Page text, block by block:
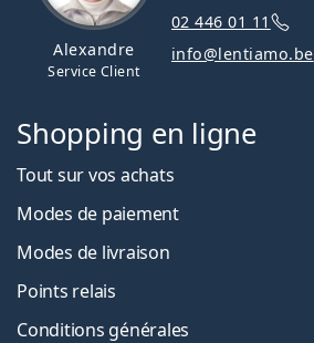
Alexandre
Service Client
02 446 01 11
info@lentiamo.be
Shopping en ligne
Tout sur vos achats
Modes de paiement
Modes de livraison
Points relais
Conditions générales